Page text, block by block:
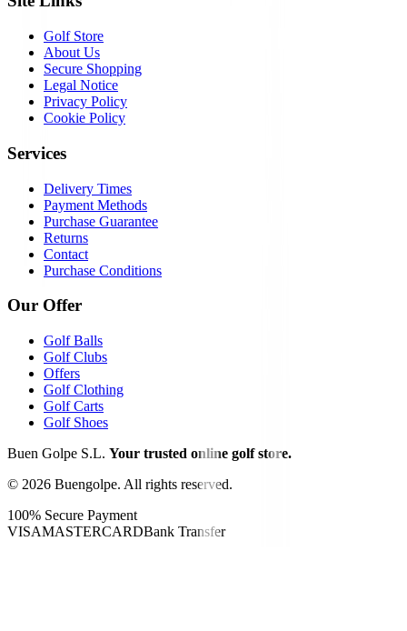
Golf Store
About Us
Secure Shopping
Legal Notice
Privacy Policy
Cookie Policy
Services
Delivery Times
Payment Methods
Purchase Guarantee
Returns
Contact
Purchase Conditions
Our Offer
Golf Balls
Golf Clubs
Offers
Golf Clothing
Golf Carts
Golf Shoes
Buen Golpe S.L. Your trusted online golf store.
© 2026 Buengolpe. All rights reserved.
100% Secure Payment
VISAMASTERCARDBank Transfer